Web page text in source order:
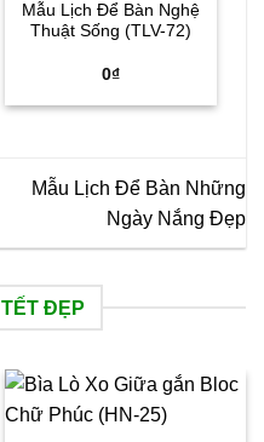
Mẫu Lịch Để Bàn Nghệ
Thuật Sống (TLV-72)
0₫
Mẫu Lịch Để Bàn Những
Ngày Nắng Đẹp
ĐẸP